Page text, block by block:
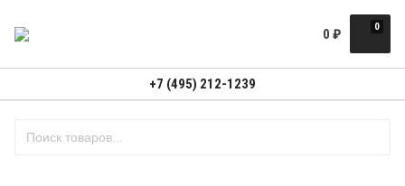
0
0 ₽
+7 (495) 212-1239